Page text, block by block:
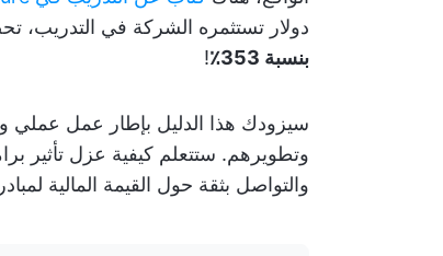
دولار تستثمره الشركة في التدريب، تحصل على حوالي
بنسبة 353٪
!
سيزودك هذا الدليل بإطار عمل عملي
وتطويرهم. ستتعلم كيفية عزل تأثير
والتواصل بثقة حول القيمة المالية